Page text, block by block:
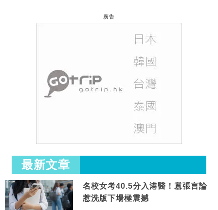
廣告
最新文章
名校女考40.5分入港醫！囂張言論
惹洗版下場極震撼